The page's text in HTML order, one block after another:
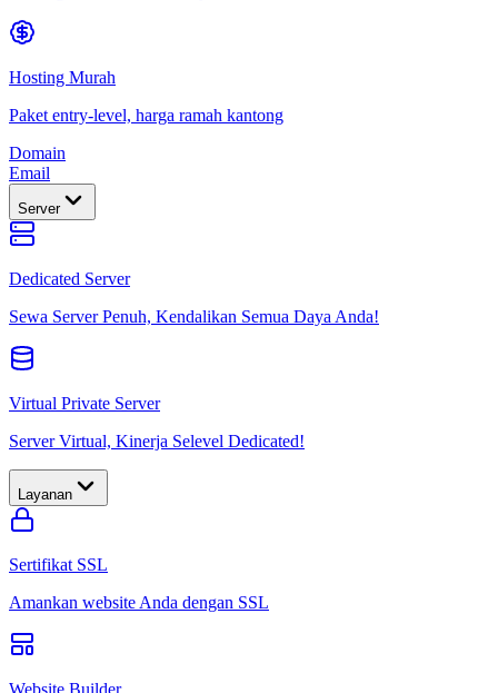
Hosting Murah
Paket entry-level, harga ramah kantong
Domain
Email
Server
Dedicated Server
Sewa Server Penuh, Kendalikan Semua Daya Anda!
Virtual Private Server
Server Virtual, Kinerja Selevel Dedicated!
Layanan
Sertifikat SSL
Amankan website Anda dengan SSL
Website Builder